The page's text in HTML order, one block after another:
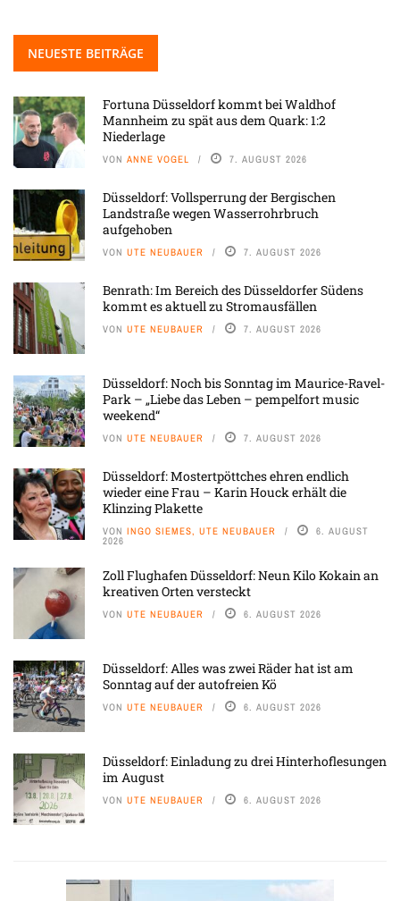
NEUESTE BEITRÄGE
Fortuna Düsseldorf kommt bei Waldhof
Mannheim zu spät aus dem Quark: 1:2
Niederlage
VON ANNE VOGEL 7. AUGUST 2026
Düsseldorf: Vollsperrung der Bergischen
Landstraße wegen Wasserrohrbruch
aufgehoben
VON UTE NEUBAUER 7. AUGUST 2026
Benrath: Im Bereich des Düsseldorfer Südens
kommt es aktuell zu Stromausfällen
VON UTE NEUBAUER 7. AUGUST 2026
Düsseldorf: Noch bis Sonntag im Maurice-Ravel-
Park – „Liebe das Leben – pempelfort music
weekend“
VON UTE NEUBAUER 7. AUGUST 2026
Düsseldorf: Mostertpöttches ehren endlich
wieder eine Frau – Karin Houck erhält die
Klinzing Plakette
VON INGO SIEMES, UTE NEUBAUER 6. AUGUST
2026
Zoll Flughafen Düsseldorf: Neun Kilo Kokain an
kreativen Orten versteckt
VON UTE NEUBAUER 6. AUGUST 2026
Düsseldorf: Alles was zwei Räder hat ist am
Sonntag auf der autofreien Kö
VON UTE NEUBAUER 6. AUGUST 2026
Düsseldorf: Einladung zu drei Hinterhoflesungen
im August
VON UTE NEUBAUER 6. AUGUST 2026